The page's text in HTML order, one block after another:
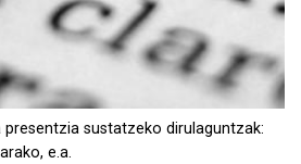
presentzia sustatzeko dirulaguntzak:
e.a.